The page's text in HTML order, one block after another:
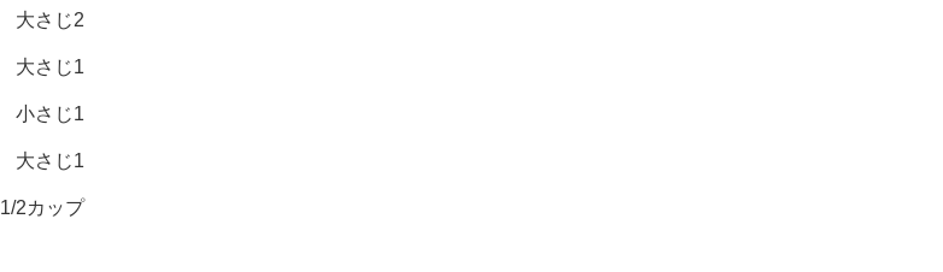
大さじ2
大さじ1
小さじ1
大さじ1
1/2カップ